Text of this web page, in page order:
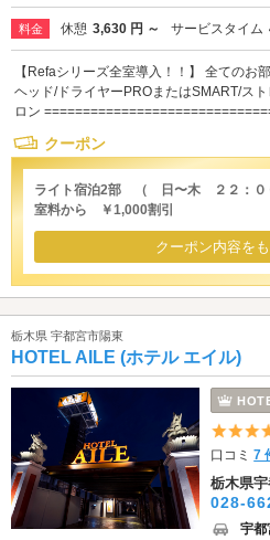
料金 休憩 3,630 円 ～ サービスタイム
【Refaシリーズ全室導入！！】 全てのお
ヘッド/ドライヤーPROまたはSMART/ス
ロン
クーポン
ライト宿泊2部 （ 日〜木 ２２：０
室料から ￥1,000割引
クーポン内容を
栃木県 宇都宮市陽東
HOTEL AILE (ホテル エイル)
口コミ7
栃木県
028-
宇都